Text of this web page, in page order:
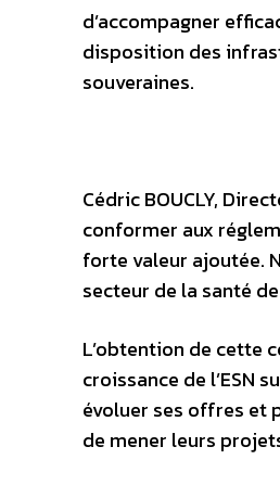
d’accompagner
disposition des
souveraines.
Cédric BOUCLY,
conformer aux
forte valeur ajoutée.
secteur de la santé
L’obtention de cette
croissance de l’ESN
évoluer ses offres et
de mener leurs